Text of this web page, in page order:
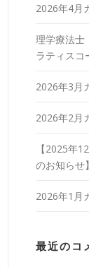
2026年4月
理学療法士
ラティスコ
2026年3月
2026年2月
【2025年
のお知らせ】
2026年1月
最近のコ